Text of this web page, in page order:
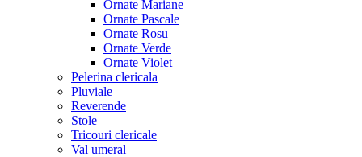
Ornate Mariane
Ornate Pascale
Ornate Rosu
Ornate Verde
Ornate Violet
Pelerina clericala
Pluviale
Reverende
Stole
Tricouri clericale
Val umeral